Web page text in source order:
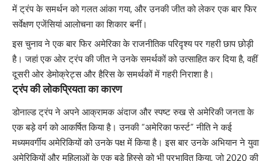
में ट्रंप के समर्थन को गलत आंका गया, और उनकी जीत को लेकर एक बार फिर
सर्वेक्षण एजेंसियां आलोचना का शिकार बनीं।
इस चुनाव ने एक बार फिर अमेरिका के राजनीतिक परिदृश्य पर गहरी छाप छोड़ी
है। जहां एक ओर ट्रंप की जीत ने उनके समर्थकों को उत्साहित कर दिया है, वहीं
दूसरी ओर डेमोक्रेट्स और हैरिस के समर्थकों में गहरी निराशा है।
ट्रंप की लोकप्रियता का कारण
डोनाल्ड ट्रंप ने अपने आक्रामक अंदाज और स्पष्ट रुख से अमेरिकी जनता के
एक बड़े वर्ग को आकर्षित किया है। उनकी “अमेरिका फर्स्ट” नीति ने कई
मध्यमवर्गीय अमेरिकियों को उनके पक्ष में किया है। इस बार उनके अभियान ने युवा
अमेरिकियों और महिलाओं के एक बड़े हिस्से को भी प्रभावित किया, जो 2020 की